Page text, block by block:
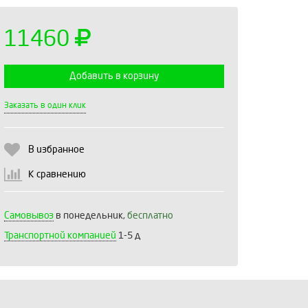
11460
Добавить в корзину
Заказать в один клик
В избранное
К сравнению
Самовывоз в понедельник, бесплатно
Транспортной компанией 1-5 д